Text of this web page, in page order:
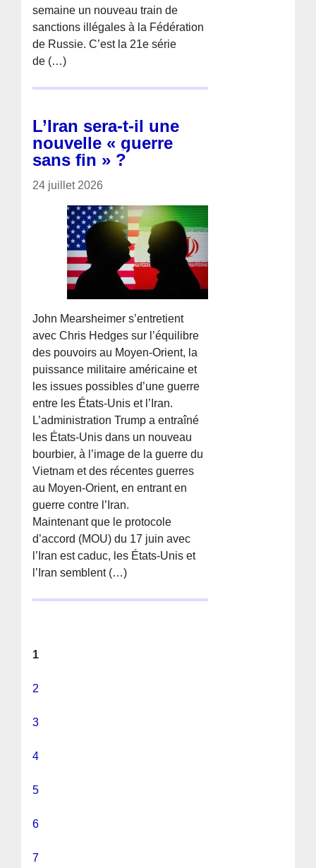
semaine un nouveau train de
sanctions illégales à la Fédération
de Russie. C’est la 21e série
de (…)
L’Iran sera-t-il une
nouvelle « guerre
sans fin » ?
24 juillet 2026
John Mearsheimer s’entretient
avec Chris Hedges sur l’équilibre
des pouvoirs au Moyen-Orient, la
puissance militaire américaine et
les issues possibles d’une guerre
entre les États-Unis et l’Iran.
L’administration Trump a entraîné
les États-Unis dans un nouveau
bourbier, à l’image de la guerre du
Vietnam et des récentes guerres
au Moyen-Orient, en entrant en
guerre contre l’Iran.
Maintenant que le protocole
d’accord (MOU) du 17 juin avec
l’Iran est caduc, les États-Unis et
l’Iran semblent (…)
1
2
3
4
5
6
7